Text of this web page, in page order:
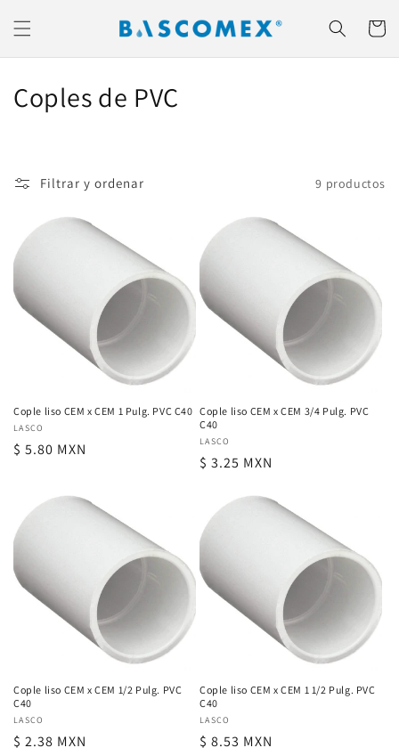
directamente
al contenido
Carrito
C
e
c
c
i
:
Coples de PVC
Filtrar y ordenar 9 productos
Cople liso CEM x CEM 1 Pulg. PVC C40
Proveedor:
LASCO
Precio
$ 5.80 MXN
Cople liso CEM x CEM 3/4 Pulg. PVC
C40
Proveedor:
LASCO
Precio
$ 3.25 MXN
Cople liso CEM x CEM 1/2 Pulg. PVC
C40
Proveedor:
LASCO
Precio
$ 2.38 MXN
Cople liso CEM x CEM 1 1/2 Pulg. PVC
C40
Proveedor:
LASCO
Precio
$ 8.53 MXN